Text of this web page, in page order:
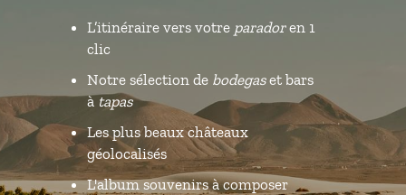
L’itinéraire vers votre paradoren 1
clic
Notre sélection de bodegaset bars
àtapas
Les plus beaux châteaux
géolocalisés
L'album souvenirs à composer